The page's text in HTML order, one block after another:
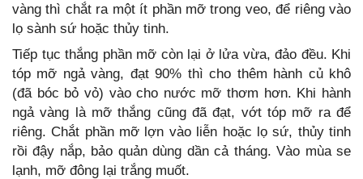
vàng thì chắt ra một ít phần mỡ trong veo, để riêng vào
lọ sành sứ hoặc thủy tinh.
Tiếp tục thắng phần mỡ còn lại ở lửa vừa, đảo đều. Khi
tóp mỡ ngả vàng, đạt 90% thì cho thêm hành củ khô
(đã bóc bỏ vỏ) vào cho nước mỡ thơm hơn. Khi hành
ngả vàng là mỡ thắng cũng đã đạt, vớt tóp mỡ ra để
riêng. Chắt phần mỡ lợn vào liễn hoặc lọ sứ, thủy tinh
rồi đậy nắp, bảo quản dùng dần cả tháng. Vào mùa se
lạnh, mỡ đông lại trắng muốt.